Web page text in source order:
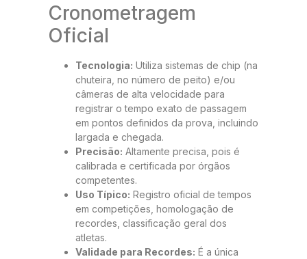
Cronometragem
Oficial
Tecnologia: Utiliza sistemas de chip (na
chuteira, no número de peito) e/ou
câmeras de alta velocidade para
registrar o tempo exato de passagem
em pontos definidos da prova, incluindo
largada e chegada.
Precisão: Altamente precisa, pois é
calibrada e certificada por órgãos
competentes.
Uso Típico: Registro oficial de tempos
em competições, homologação de
recordes, classificação geral dos
atletas.
Validade para Recordes: É a única